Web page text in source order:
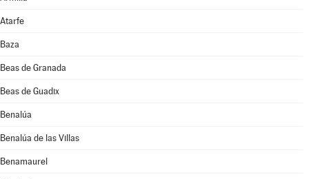
Atarfe
Baza
Beas de Granada
Beas de Guadix
Benalúa
Benalúa de las Villas
Benamaurel